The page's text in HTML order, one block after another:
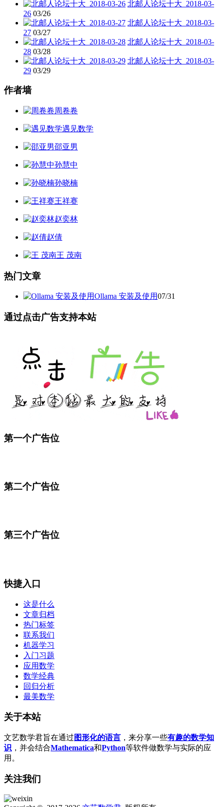
北邮人论坛十大_2018-03-
26 03/26
北邮人论坛十大_2018-03-
27 03/27
北邮人论坛十大_2018-03-
28 03/28
北邮人论坛十大_2018-03-
29 03/29
作者墙
周卷卷
遇见数学
邵亚男
孙慧中
孙晓楠
王祥赛
赵奕林
赵倩
王 茂南
热门文章
Ollama 安装及使用07/31
通过点击广告支持本站
第一个广告位
第二个广告位
第三个广告位
快捷入口
这是什么
文章归档
热门标签
联系我们
机器学习
入门习题
应用数学
数学经典
回归分析
最美数学
关于本站
文艺数学君旨在通过 图形化的语言 ，来分享一些有趣的数学知
识 ，并会结合Mathematica和Python等软件做数学与实际的应
用。
关注我们